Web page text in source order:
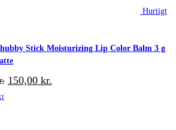
Hurtigt
Stick Moisturizing Lip Color Balm 3 g
Den
oprindelige
150,00 kr.